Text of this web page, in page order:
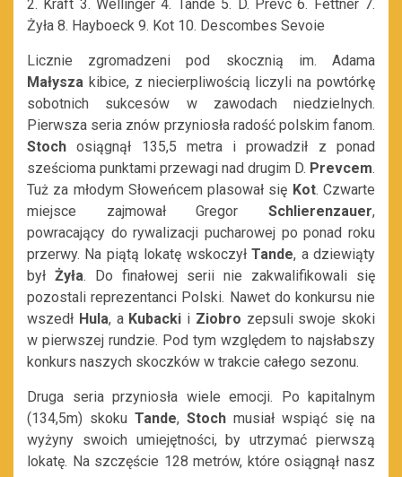
2. Kraft 3. Wellinger 4. Tande 5. D. Prevc 6. Fettner 7.
Żyła 8. Hayboeck 9. Kot 10. Descombes Sevoie
Licznie zgromadzeni pod skocznią im. Adama
Małysza kibice, z niecierpliwością liczyli na powtórkę
sobotnich sukcesów w zawodach niedzielnych.
Pierwsza seria znów przyniosła radość polskim fanom.
Stoch osiągnął 135,5 metra i prowadził z ponad
sześcioma punktami przewagi nad drugim D. Prevcem.
Tuż za młodym Słoweńcem plasował się Kot. Czwarte
miejsce zajmował Gregor Schlierenzauer,
powracający do rywalizacji pucharowej po ponad roku
przerwy. Na piątą lokatę wskoczyłTande, a dziewiąty
był Żyła. Do finałowej serii nie zakwalifikowali się
pozostali reprezentanci Polski. Nawet do konkursu nie
wszedł Hula, a Kubacki i Ziobro zepsuli swoje skoki
w pierwszej rundzie. Pod tym względem to najsłabszy
konkurs naszych skoczków w trakcie całego sezonu.
Druga seria przyniosła wiele emocji. Po kapitalnym
(134,5m) skoku Tande, Stoch musiał wspiąć się na
wyżyny swoich umiejętności, by utrzymać pierwszą
lokatę. Na szczęście 128 metrów, które osiągnął nasz